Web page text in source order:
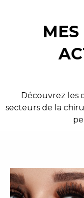
Découvrez les
secteurs de la